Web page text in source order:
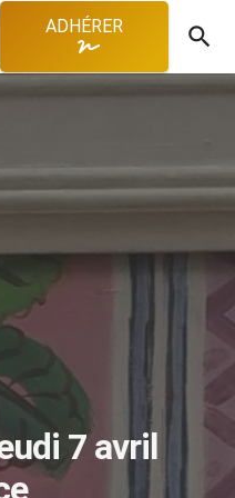
ADHÉRER search
7 avril